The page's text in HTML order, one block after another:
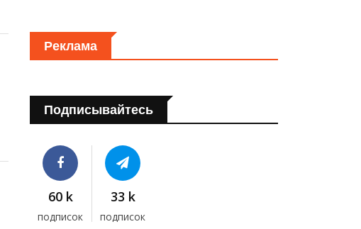
Реклама
Подписывайтесь
60 k
подписок
33 k
подписок